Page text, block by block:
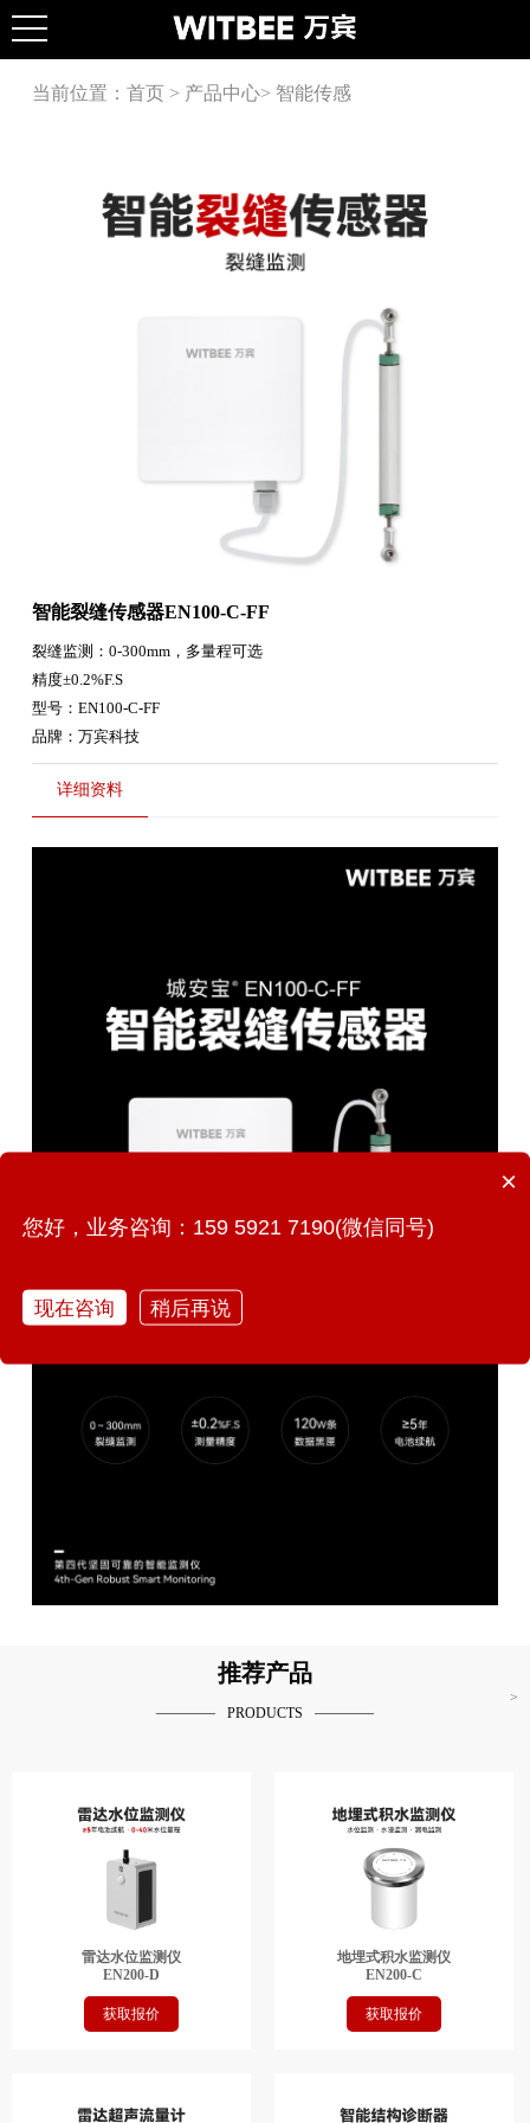
当前位置： 首页> 产品中心> 智能传感
智能裂缝传感器EN100-C-FF
裂缝监测：0-300mm，多量程可选
精度±0.2%F.S
型号：EN100-C-FF
品牌：万宾科技
详细资料
推荐产品
PRODUCTS
>
雷达水位监测仪
EN200-D
获取报价
地埋式积水监测仪
EN200-C
获取报价
×
您好，业务咨询：159 5921 7190(微信同号)
现在咨询 稍后再说